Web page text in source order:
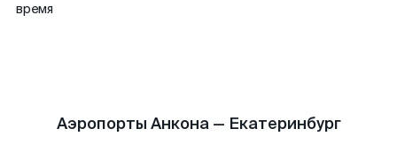
время
Аэропорты Анкона — Екатеринбург